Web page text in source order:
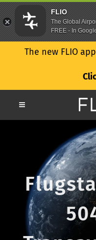
The new FLIO
FLIO
The Global
FREE - In